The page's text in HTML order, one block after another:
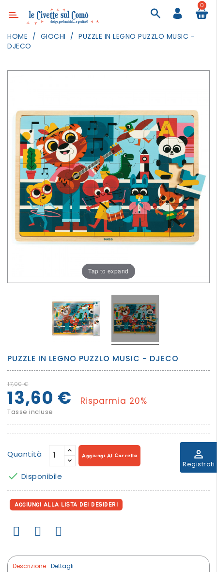
Categoria
ARREDAMENTO
PARETI
GIOCHI
QUOTIDIANI
FESTE
EVENTI
OUTDOOR
PER
perm_identity
Registrati
0
HOME GIOCHI
PUZZLE IN LEGNO PUZZLO MUSIC -
DJECO
Tap to expand
PUZZLE IN LEGNO PUZZLO MUSIC - DJECO
17,00 €
13,60 € Risparmia 20%
Tasse incluse
Quantità Aggiungi Al Carrello
 Disponibile
AGGIUNGI ALLA LISTA DEI DESIDERI
Descrizione Dettagli